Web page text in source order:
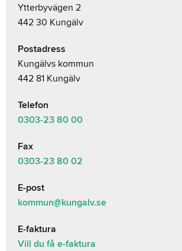
Ytterbyvägen 2
442 30 Kungälv
Postadress
Kungälvs kommun
442 81 Kungälv
Telefon
0303-23 80 00
Fax
0303-23 80 02
E-post
kommun@kungalv.se
E-faktura
Vill du få e-faktura